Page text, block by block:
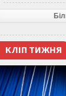
КЛІП ТИЖНЯ